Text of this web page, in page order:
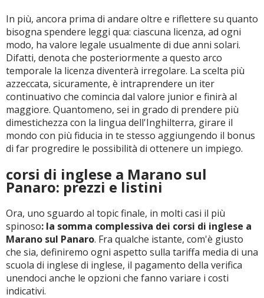
In più, ancora prima di andare oltre e riflettere su quanto
bisogna spendere leggi qua: ciascuna licenza, ad ogni
modo, ha valore legale usualmente di due anni solari.
Difatti, denota che posteriormente a questo arco
temporale la licenza diventerà irregolare. La scelta più
azzeccata, sicuramente, è intraprendere un iter
continuativo che comincia dal valore junior e finirà al
maggiore. Quantomeno, sei in grado di prendere più
dimestichezza con la lingua dell'Inghilterra, girare il
mondo con più fiducia in te stesso aggiungendo il bonus
di far progredire le possibilità di ottenere un impiego.
corsi di inglese a Marano sul
Panaro: prezzi e listini
Ora, uno sguardo al topic finale, in molti casi il più
spinoso: la somma complessiva dei corsi di inglese a
Marano sul Panaro. Fra qualche istante, com'è giusto
che sia, definiremo ogni aspetto sulla tariffa media di una
scuola di inglese di inglese, il pagamento della verifica
unendoci anche le opzioni che fanno variare i costi
indicativi.